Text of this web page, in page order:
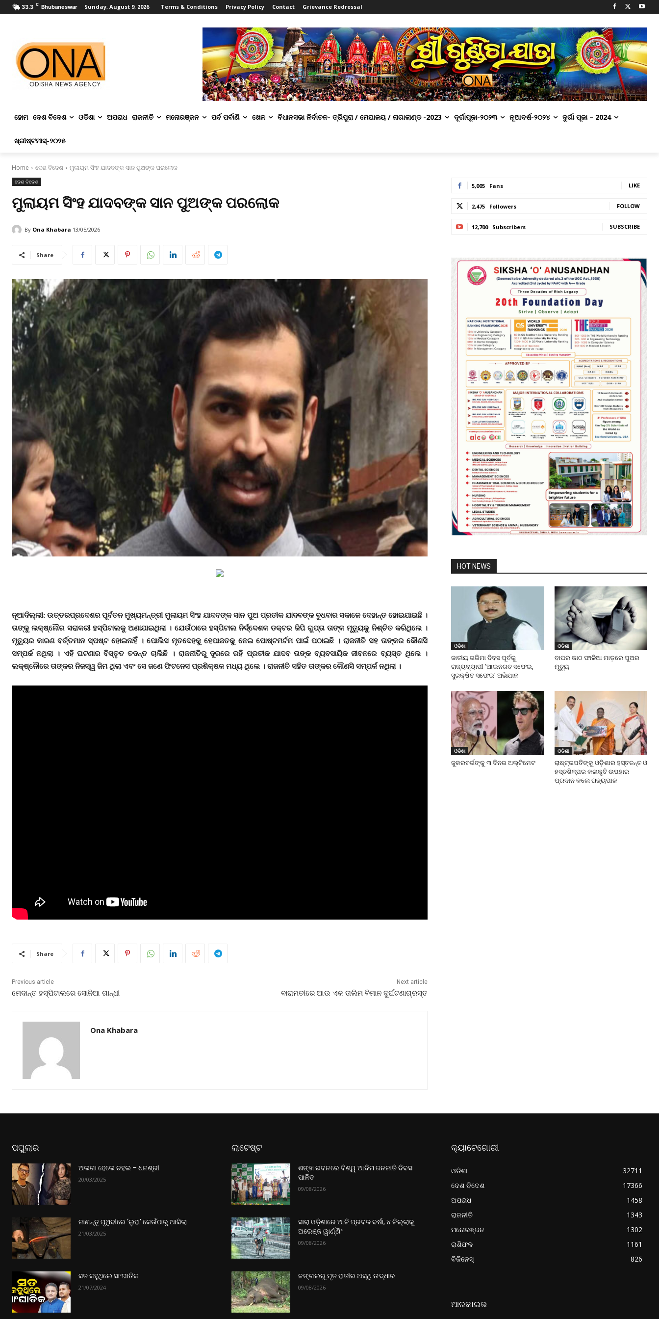
33.3 C Bhubaneswar Sunday, August 9, 2026 Terms & Conditions Privacy Policy Contact Grievance Redressal
ହୋମ ଦେଶ ବିଦେଶ ଓଡିଶା ଅପରାଧ ରାଜନୀତି ମନୋରଞ୍ଜନ ପର୍ବ ପର୍ବାଣି ଖେଳ ବିଧାନସଭା ନିର୍ବାଚନ- ତ୍ରିପୁରା / ମେଘାଳୟ / ନାଗାଲାଣ୍ଡ -2023 ଦୂର୍ଗାପୂଜା-୨୦୨୩ ନୂଆବର୍ଷ-୨୦୨୪ ଦୁର୍ଗା ପୂଜା – 2024
ଖ୍ରୀଷ୍ଟମାସ୍‌-୨୦୨୫
Home ଦେଶ ବିଦେଶ ମୁଲାୟମ ସିଂହ ଯାଦବଙ୍କ ସାନ ପୁଅଙ୍କ ପରଲୋକ
ଦେଶ ବିଦେଶ
ମୁଲାୟମ ସିଂହ ଯାଦବଙ୍କ ସାନ ପୁଅଙ୍କ ପରଲୋକ
By Ona Khabara 13/05/2026
Share
ନୂଆଦିଲ୍ଲୀ: ଉତ୍ତରପ୍ରଦେଶର ପୂର୍ବତନ ମୁଖ୍ୟମନ୍ତ୍ରୀ ମୁଲାୟମ ସିଂହ ଯାଦବଙ୍କ ସାନ ପୁଅ ପ୍ରତୀକ ଯାଦବଙ୍କ ବୁଧବାର ସକାଳେ ଦେହାନ୍ତ ହୋଇଯାଇଛି ।
ତାଙ୍କୁ ଲକ୍ଷ୍‌ନୌର ସରାକରୀ ହସ୍ପିଟାଲକୁ ଅଣାଯାଇଥିଲା । ଯେଉଁଠାରେ ହସ୍ପିଟାଲ ନିର୍ଦ୍ଦେଶକ ଡକ୍ଟର ଜିପି ଗୁପ୍ତା ତାଙ୍କ ମୃତ୍ୟୁକୁ ନିଶ୍ଚିତ କରିଥିଲେ ।
ମୃତ୍ୟୁର କାରଣ ବର୍ତ୍ତମାନ ସ୍ପଷ୍ଟ ହୋଇନାହିଁ । ପୋଲିସ ମୃତଦେହକୁ ହେପାଜତକୁ ନେଇ ପୋଷ୍ଟମର୍ଟମ ପାଇଁ ପଠାଇଛି । ରାଜନୀତି ସହ ତାଙ୍କର କୌଣସି
ସମ୍ପର୍କ ନଥିଲା । ଏହି ଘଟଣାର ବିସ୍ତୃତ ତଦନ୍ତ ଚାଲିଛି । ରାଜନୀତିରୁ ଦୂରରେ ରହି ପ୍ରତୀକ ଯାଦବ ତାଙ୍କ ବ୍ୟବସାୟିକ ଜୀବନରେ ବ୍ୟସ୍ତ ଥିଲେ ।
ଲକ୍ଷ୍‌ନୌରେ ତାଙ୍କର ନିଜସ୍ୱ ଜିମ ଥିଲା ଏବଂ ସେ ଜଣେ ଫିଟନେସ ପ୍ରଶିକ୍ଷକ ମଧ୍ୟ ଥିଲେ । ରାଜନୀତି ସହିତ ତାଙ୍କର କୌଣସି ସମ୍ପର୍କ ନଥିଲା ।
Share
Previous article
ମେଦାନ୍ତ ହସ୍ପିଟାଲରେ ସୋନିଆ ଗାନ୍ଧୀ
Next article
ବାରାମତୀରେ ଆଉ ଏକ ତାଲିମ ବିମାନ ଦୁର୍ଘଟଣାଗ୍ରସ୍ତ
Ona Khabara
5,005 Fans LIKE
2,475 Followers FOLLOW
12,700 Subscribers SUBSCRIBE
HOT NEWS
ଓଡିଶା
ଜାତୀୟ ଗରିମା ଦିବସ ପୂର୍ବରୁ
ରାଜ୍ୟବ୍ୟାପୀ ‘ଆଇନଗତ ସଫେଇ,
ସୁରକ୍ଷିତ ସଫେଇ’ ଅଭିଯାନ
ଓଡିଶା
ବାପର କାଠ ଫାଳିଆ ମାଡ଼ରେ ପୁଅର
ମୃତ୍ୟୁ
ଓଡିଶା
ଜୁକରବର୍ଗଙ୍କୁ ୩ ଦିନର ଅଲ୍ଟିମେଟ
ଓଡିଶା
ରାଷ୍ଟ୍ରପତିଙ୍କୁ ଓଡ଼ିଶାର ହସ୍ତତନ୍ତ ଓ
ହସ୍ତଶିଳ୍ପର କଳାକୃତି ଉପହାର
ପ୍ରଦାନ କଲେ ରାଜ୍ୟପାଳ
ପପୁଲାର
ଅଲଗା ହେଲେ ଚହଲ – ଧନଶ୍ରୀ
20/03/2025
ଜାଣନ୍ତୁ ପୃଥିବୀରେ ‘ଲୁହା’ କେଉଁଠାରୁ ଆସିଲା
21/03/2025
ସତ କହୁଥିଲେ ସାଂଘାତିକ
21/07/2024
ଲାଟେଷ୍ଟ
ଶଙ୍ଖ ଭବନରେ ବିଶ୍ୱ ଆଦିମ ଜନଜାତି ଦିବସ
ପାଳିତ
09/08/2026
ସାରା ଓଡ଼ିଶାରେ ଆଜି ପ୍ରବଳ ବର୍ଷା, ୪ ଜିଲ୍ଲାକୁ
ଅରେଞ୍ଜ ୱାର୍ଣ୍ଣିଂ
09/08/2026
ଜଙ୍ଗଲରୁ ମୃତ ହାତୀର ଅସ୍ଥି ଉଦ୍ଧାର
09/08/2026
କ୍ୟାଟେଗୋରୀ
ଓଡିଶା
32711
ଦେଶ ବିଦେଶ
17366
ଅପରାଧ
1458
ରାଜନୀତି
1343
ମନୋରଞ୍ଜନ
1302
ରାଶିଫଳ
1161
ବିଜିନେସ୍
826
ଆରକାଇଭ